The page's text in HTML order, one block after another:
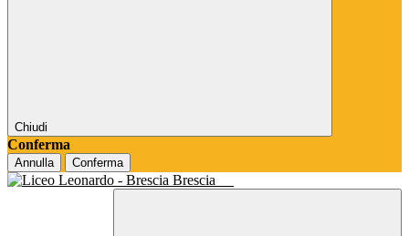
Chiudi
Conferma
Annulla Conferma
Brescia